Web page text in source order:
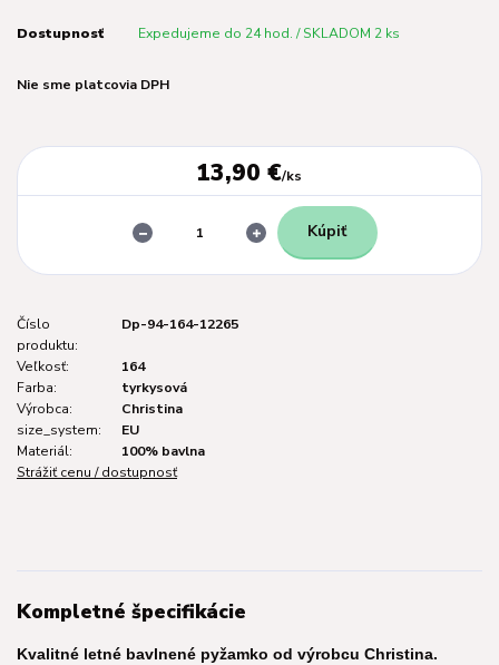
Dostupnosť Expedujeme do 24 hod. / SKLADOM 2 ks
Nie sme platcovia DPH
13,90 €/ks
Kúpiť
Číslo
produktu:
Dp-94-164-12265
Veľkosť:
164
Farba:
tyrkysová
Výrobca:
Christina
size_system:
EU
Materiál:
100% bavlna
Strážiť cenu / dostupnosť
Kompletné špecifikácie
Kvalitné letné bavlnené pyžamko od výrobcu Christina.